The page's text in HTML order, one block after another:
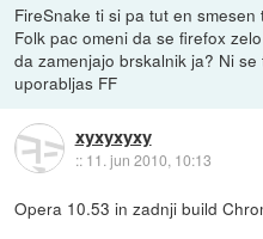
FireSnake ti si pa tut en smesen
Folk pac omeni da se firefox
da zamenjajo brskalnik ja? Ni
uporabljas FF
xyxyxyxy
:: 11. jun 2010, 10:13
Opera 10.53 in zadnji build